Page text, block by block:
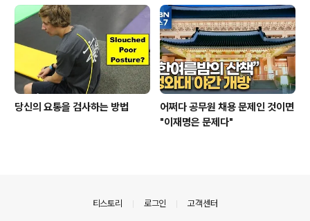
당신의 요통을 검사하는 방법
어쩌다 공무원 채용 문제인 것이면
"이재명은 문제다"
티스토리 로그인 고객센터